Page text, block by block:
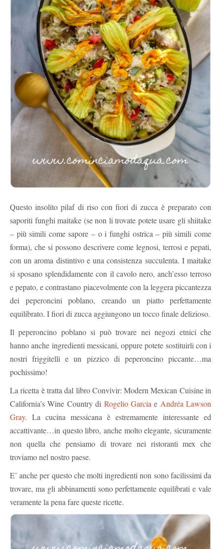
Questo insolito pilaf di riso con fiori di zucca è preparato con
saporiti funghi maitake (se non li trovate potete usare gli shiitake
– più simili come sapore – o i funghi ostrica – più simili come
forma), che si possono descrivere come legnosi, terrosi e pepati,
con un aroma distintivo e una consistenza succulenta. I maitake
si sposano splendidamente con il cavolo nero, anch’esso terroso
e pepato, e contrastano piacevolmente con la leggera piccantezza
dei peperoncini poblano, creando un piatto perfettamente
equilibrato. I fiori di zucca aggiungono un tocco finale delizioso.
Il peperoncino poblano si può trovare nei negozi etnici che
hanno anche ingredienti messicani, oppure potete sostituirli con i
nostri friggitelli e un pizzico di peperoncino piccante…ma
pochissimo!
La ricetta è tratta dal libro Convivir: Modern Mexican Cuisine in
California’s Wine Country di Rogelio Garcia e Andréa Lawson
Gray. La cucina messicana è estremamente interessante ed
accattivante…in questo libro, anche molto elegante, sicuramente
non quella che pensiamo di trovare nei ristoranti mex che
troviamo nel nostro paese.
E’ anche per questo che molti ingredienti non sono facilissimi da
trovare, ma gli abbinamenti sono perfettamente equilibrati e vale
veramente la pena fare queste ricette.